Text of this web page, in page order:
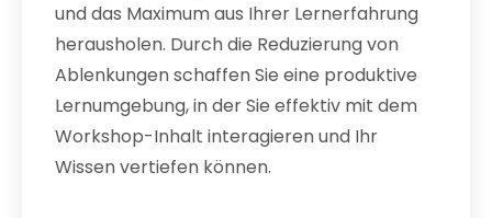
und das Maximum aus Ihrer Lernerfahrung
herausholen. Durch die Reduzierung von
Ablenkungen schaffen Sie eine produktive
Lernumgebung, in der Sie effektiv mit dem
Workshop-Inhalt interagieren und Ihr
Wissen vertiefen können.